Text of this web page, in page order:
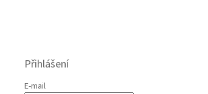
Přihlášení
E-mail